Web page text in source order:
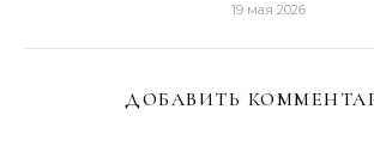
19 мая 2026
ДОБАВИТЬ